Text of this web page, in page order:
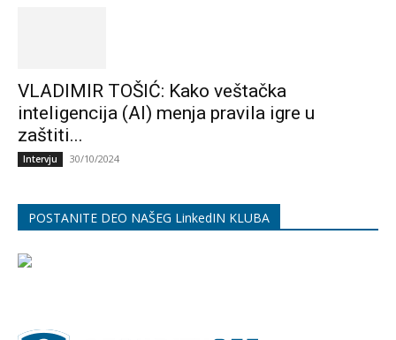
VLADIMIR TOŠIĆ: Kako veštačka
inteligencija (AI) menja pravila igre u
zaštiti...
Intervju 30/10/2024
POSTANITE DEO NAŠEG LinkedIN KLUBA